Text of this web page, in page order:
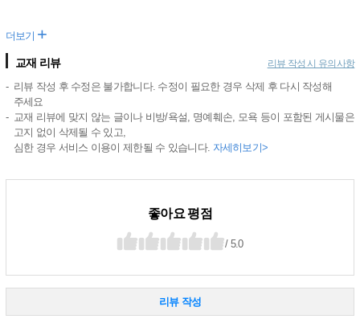
더보기 +
교재 리뷰 리뷰 작성 시 유의사항
리뷰 작성 후 수정은 불가합니다. 수정이 필요한 경우 삭제 후 다시 작성해
주세요
교재 리뷰에 맞지 않는 글이나 비방/욕설, 명예훼손, 모욕 등이 포함된 게시물은
고지 없이 삭제될 수 있고,
심한 경우 서비스 이용이 제한될 수 있습니다. 자세히보기>
좋아요 평점
/ 5.0
리뷰 작성